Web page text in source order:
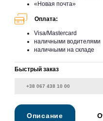
«Новая почта»
Оплата:
Visa/Mastercard
наличными водителями
наличными на складе
Быстрый заказ
Описание